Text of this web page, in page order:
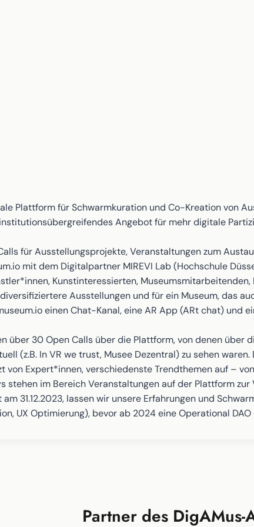
Plattform für Schwarmkuration und Co-Kreation von
Angebot für mehr digitale
für Ausstellungsprojekte, Veranstaltungen zum
mit dem Digitalpartner MIREVI Lab (Hochschule
Kunstinteressierten,
Ausstellungen und für ein Museum, das
einen Chat-Kanal, eine AR App (ARt chat) und
über 30 Open Calls über die Plattform, von denen über
(z.B. In VR we trust, Musee Dezentral) zu sehen
Expert*innen, verschiedenste Trendthemen auf –
stehen im Bereich Veranstaltungen auf der Plattform zur
31.12.2023, lassen wir unsere Erfahrungen und
UX Optimierung), bevor ab 2024 eine Operational
Partner des DigAMus-